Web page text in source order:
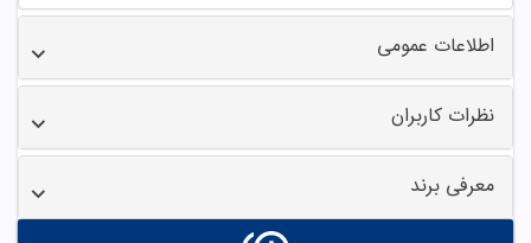
اطلاعات عمومی
نظرات کاربران
معرفی برند